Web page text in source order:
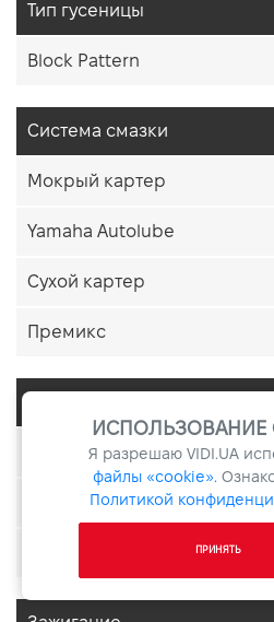
Тип гусеницы
Block Pattern
Система смазки
Мокрый картер
Yamaha Autolube
Сухой картер
Премикс
Электростартер
Кикстартер
Электростартер и
ИСПОЛЬЗОВАНИЕ
Я разрешаю VIDI.UA
файлы «cookie».
Политикой
ПРИНЯТЬ